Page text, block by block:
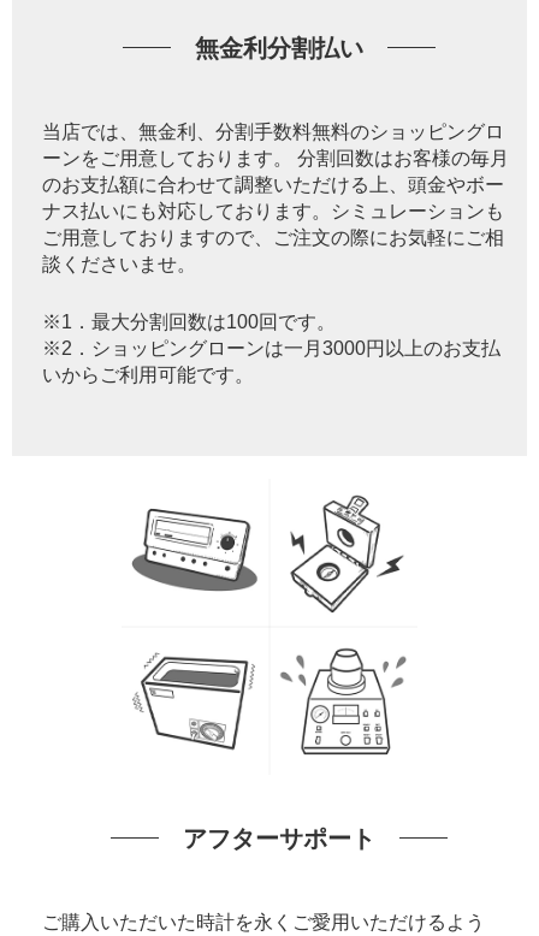
無金利分割払い
当店では、無金利、分割手数料無料のショッピングロ
ーンをご用意しております。 分割回数はお客様の毎月
のお支払額に合わせて調整いただける上、頭金やボー
ナス払いにも対応しております。シミュレーションも
ご用意しておりますので、ご注文の際にお気軽にご相
談くださいませ。
※1．最大分割回数は100回です。
※2．ショッピングローンは一月3000円以上のお支払
いからご利用可能です。
アフターサポート
ご購入いただいた時計を永くご愛用いただけるよう